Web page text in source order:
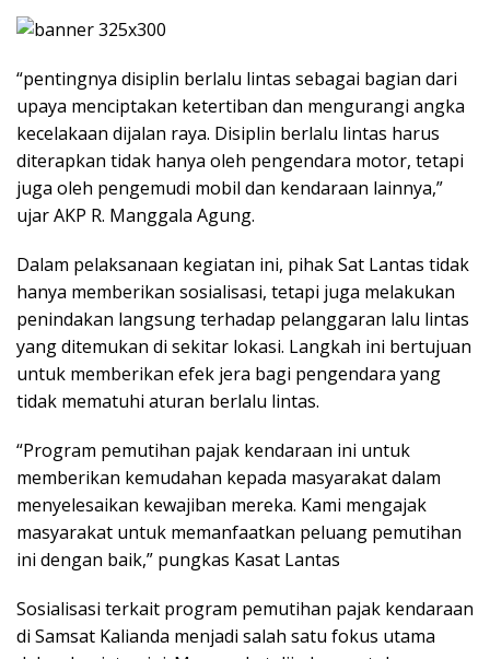
“pentingnya disiplin berlalu lintas sebagai bagian dari
upaya menciptakan ketertiban dan mengurangi angka
kecelakaan dijalan raya. Disiplin berlalu lintas harus
diterapkan tidak hanya oleh pengendara motor, tetapi
juga oleh pengemudi mobil dan kendaraan lainnya,”
ujar AKP R. Manggala Agung.
Dalam pelaksanaan kegiatan ini, pihak Sat Lantas tidak
hanya memberikan sosialisasi, tetapi juga melakukan
penindakan langsung terhadap pelanggaran lalu lintas
yang ditemukan di sekitar lokasi. Langkah ini bertujuan
untuk memberikan efek jera bagi pengendara yang
tidak mematuhi aturan berlalu lintas.
“Program pemutihan pajak kendaraan ini untuk
memberikan kemudahan kepada masyarakat dalam
menyelesaikan kewajiban mereka. Kami mengajak
masyarakat untuk memanfaatkan peluang pemutihan
ini dengan baik,” pungkas Kasat Lantas
Sosialisasi terkait program pemutihan pajak kendaraan
di Samsat Kalianda menjadi salah satu fokus utama